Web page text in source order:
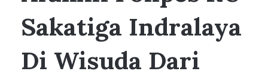
Sakatiga Indralaya
Di Wisuda Dari